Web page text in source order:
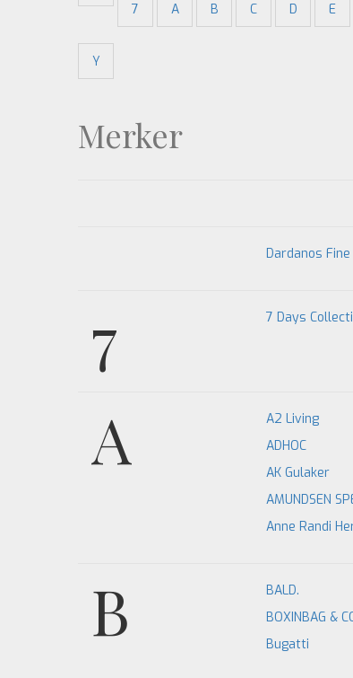
7 A B C D E
Y
Merker
Dardanos
7 7 Days
A A2 Living
ADHOC
AK Gulaker
AMUNDSEN
Anne Randi
B BALD.
BOXINBAG &
Bugatti